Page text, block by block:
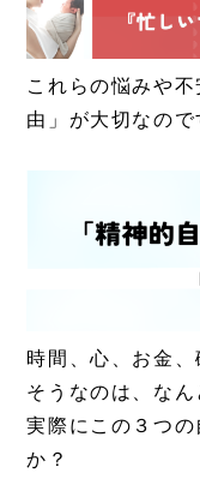
これらの悩みや
由」が大切なの
時間、心、お金
そうなのは、なん
実際にこの３つ
か？